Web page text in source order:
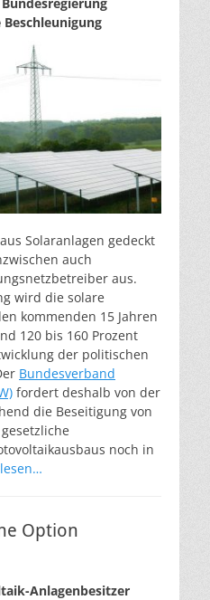
Solaranlagen gedeckt
auch
aus.
wird die solare
kommenden 15 Jahren
120 bis 160 Prozent
der politischen
Bundesverband
fordert deshalb von der
die Beseitigung von
noch in
Option
Anlagenbesitzer